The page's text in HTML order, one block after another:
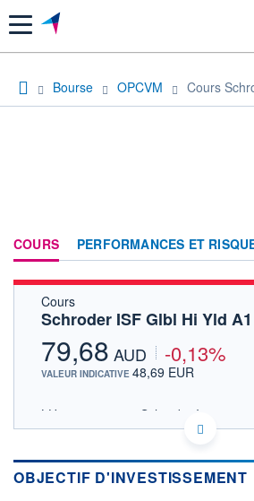
Menu
Bourse OPCVM Cours
COURS PERFORMANCES ET
Cours
Schroder ISF Glbl Hi Yld
79,68 AUD -0,13%
VALEUR INDICATIVE 48,69 EUR
LU0532874335 - Schroder
(Europe) S.A.
Consulter le prospectus / DIC
OBJECTIF D'INVESTISSEMENT